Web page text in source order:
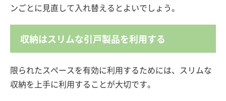
ンごとに見直して入れ替えるとよいでしょう。
収納はスリムな引戸製品を利用する
限られたスペースを有効に利用するためには、スリムな
収納を上手に利用することが大切です。